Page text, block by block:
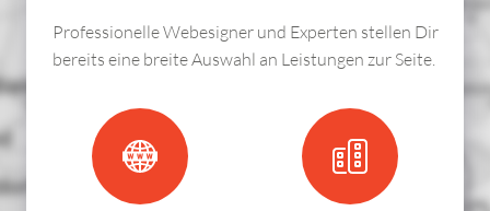
MARKETING AUTOMATION AGENTUR
VIDEO MARKETING AGENTUR
INSTAGRAM MARKETING AGENTUR
Professionelle Webesigner und Experten stellen Dir
bereits eine breite Auswahl an Leistungen zur Seite.